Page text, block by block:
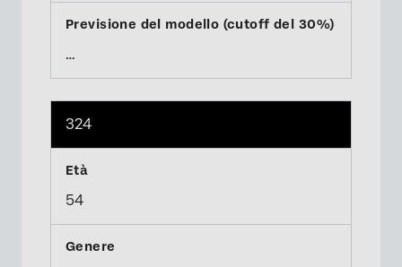
…
324
54